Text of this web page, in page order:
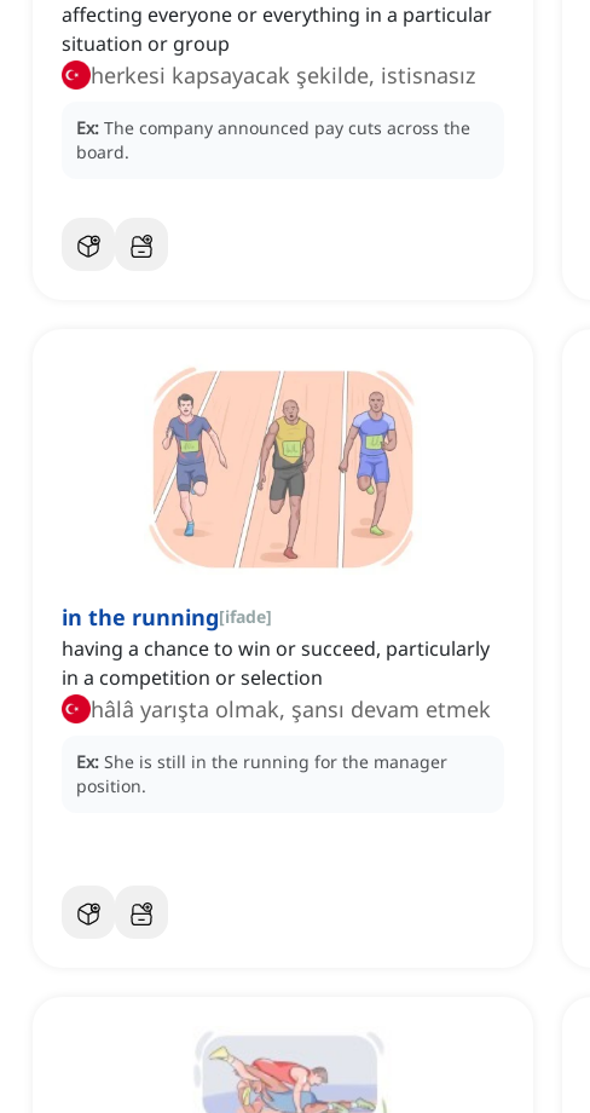
affecting everyone or everything in a particular
situation or group
herkesi kapsayacak şekilde, istisnasız
Ex: The company announced pay cuts across the
board.
in the running[ifade]
having a chance to win or succeed, particularly
in a competition or selection
hâlâ yarışta olmak, şansı devam etmek
Ex: She is still in the running for the manager
position.